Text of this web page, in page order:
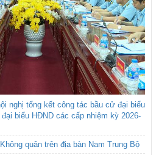
nghị tổng kết công tác bầu cử đại biểu
biểu HĐND các cấp nhiệm kỳ 2026-
quân trên địa bàn Nam Trung Bộ